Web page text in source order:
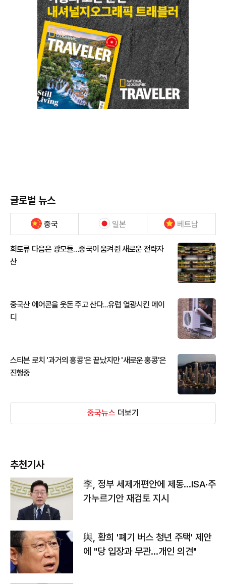
글로벌 뉴스
중국 일본 베트남
희토류 다음은 광모듈…중국이 움켜쥔 새로운 전략자
산
중국산 에어콘을 웃돈 주고 산다...유럽 열광시킨 메이
디
스티븐 로치 '과거의 홍콩'은 끝났지만 '새로운 홍콩'은
진행중
중국뉴스 더보기
추천기사
李, 정부 세제개편안에 제동…ISA·주
가누르기안 재검토 지시
與, 황희 '폐기 버스 청년 주택' 제안
에 "당 입장과 무관…개인 의견"